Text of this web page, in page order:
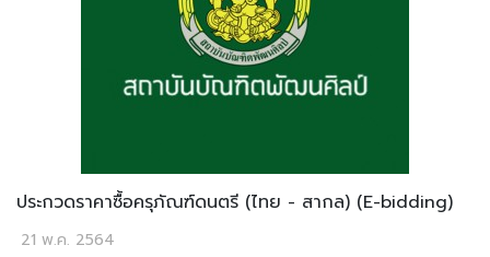
ประกวดราคาซื้อครุภัณฑ์ดนตรี (ไทย - สากล) (E-bidding)
21 พ.ค. 2564